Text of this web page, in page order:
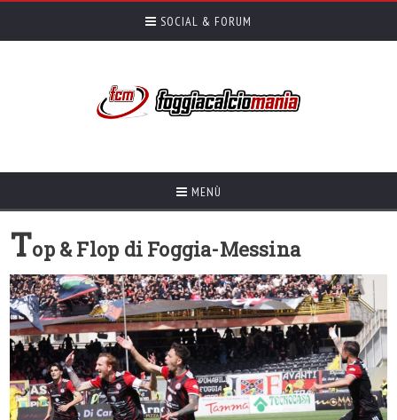
SOCIAL & FORUM
MENÙ
Top & Flop di Foggia-Messina